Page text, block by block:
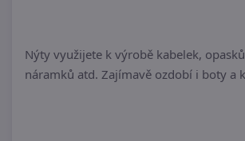
Nýty využijete k výrobě kabelek,
náramků atd. Zajímavě ozdobí i boty a